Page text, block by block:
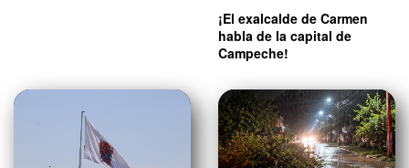
¡El exalcalde de Carmen
habla de la capital de
Campeche!